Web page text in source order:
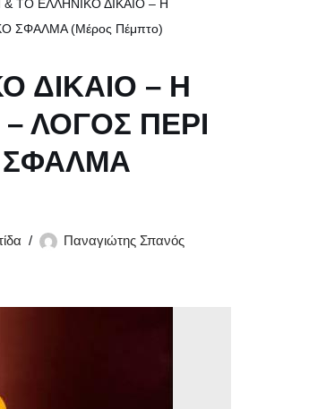
ΤΟ ΕΛΛΗΝΙΚΟ ΔΙΚΑΙΟ – Η
ΣΦΑΛΜΑ (Μέρος Πέμπτο)
ΔΙΚΑΙΟ – Η
ΛΟΓΟΣ ΠΕΡΙ
ΣΦΑΛΜΑ
Παναγιώτης Σπανός